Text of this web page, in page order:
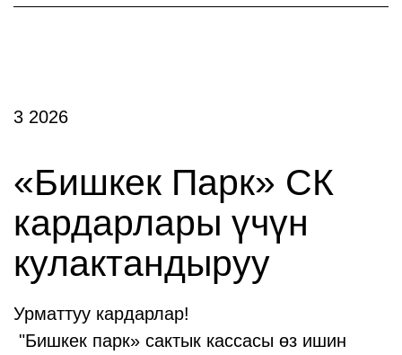
3 2026
«Бишкек Парк» СК
кардарлары үчүн
кулактандыруу
Урматтуу кардарлар!
"Бишкек парк» сактык кассасы өз ишин